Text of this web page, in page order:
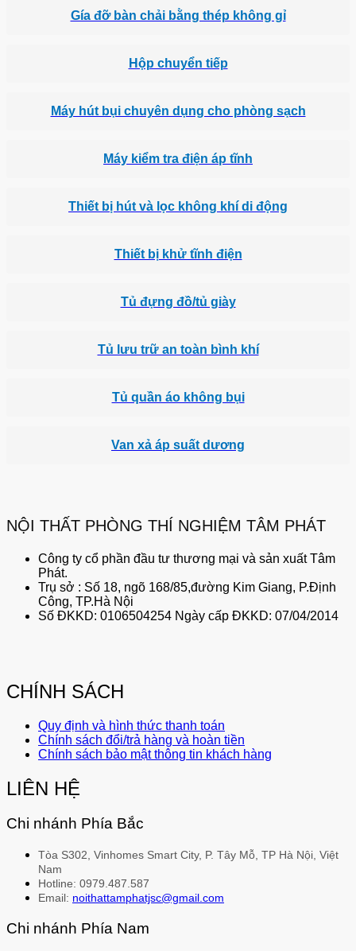
Gía đỡ bàn chải bằng thép không gỉ
Hộp chuyển tiếp
Máy hút bụi chuyên dụng cho phòng sạch
Máy kiểm tra điện áp tĩnh
Thiết bị hút và lọc không khí di động
Thiết bị khử tĩnh điện
Tủ đựng đồ/tủ giày
Tủ lưu trữ an toàn bình khí
Tủ quần áo không bụi
Van xả áp suất dương
NỘI THẤT PHÒNG THÍ NGHIỆM TÂM PHÁT
Công ty cổ phần đầu tư thương mại và sản xuất Tâm
Phát.
Trụ sở : Số 18, ngõ 168/85,đường Kim Giang, P.Định
Công, TP.Hà Nội
Số ĐKKD: 0106504254 Ngày cấp ĐKKD: 07/04/2014
CHÍNH SÁCH
Quy định và hình thức thanh toán
Chính sách đổi/trả hàng và hoàn tiền
Chính sách bảo mật thông tin khách hàng
LIÊN HỆ
Chi nhánh Phía Bắc
Tòa S302, Vinhomes Smart City, P. Tây Mỗ, TP Hà Nội, Việt
Nam
Hotline: 0979.487.587
Email: noithattamphatjsc@gmail.com
Chi nhánh Phía Nam